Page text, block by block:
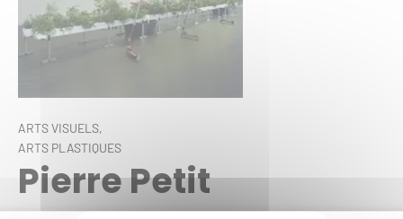
ARTS VISUELS,
ARTS PLASTIQUES
Pierre Petit